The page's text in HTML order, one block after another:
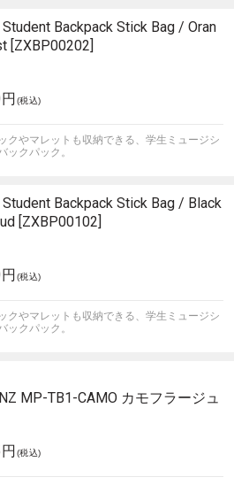
Student Backpack Stick Bag / Oran
[ZXBP00202]
(税込)
クやマレットも収納できる、学生ミュージシ
ックパック。
Student Backpack Stick Bag / Black
[ZXBP00102]
(税込)
クやマレットも収納できる、学生ミュージシ
ックパック。
MP-TB1-CAMO カモフラージュ
(税込)